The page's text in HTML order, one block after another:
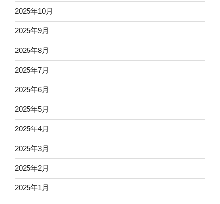
2025年10月
2025年9月
2025年8月
2025年7月
2025年6月
2025年5月
2025年4月
2025年3月
2025年2月
2025年1月